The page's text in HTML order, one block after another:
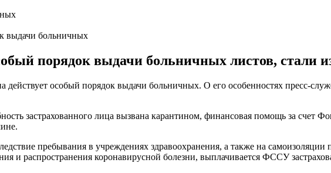
выдачи больничных
порядок выдачи больничных листов, стали
особый порядок выдачи больничных. О его особенностях пресс-
застрахованного лица вызвана карантином, финансовая помощь за счет
пребывания в учреждениях здравоохранения, а также на
и распространения коронавирусной болезни, выплачивается ФССУ